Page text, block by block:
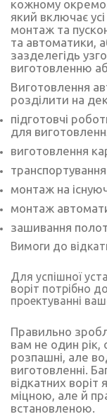
кожному
який включає
монтаж та
та автоматики,
зазделегідь
виготовленню
Виготовлення
розділити на
підготовчі
для
виготовлення
монтаж на
монтаж
зашивання
Вимоги до
Для успішної
воріт потрібно
проектуванні
Правильно
вам не один рік,
розпашні, але
виготовленні.
відкатних воріт
міцною, але й
встановленою.